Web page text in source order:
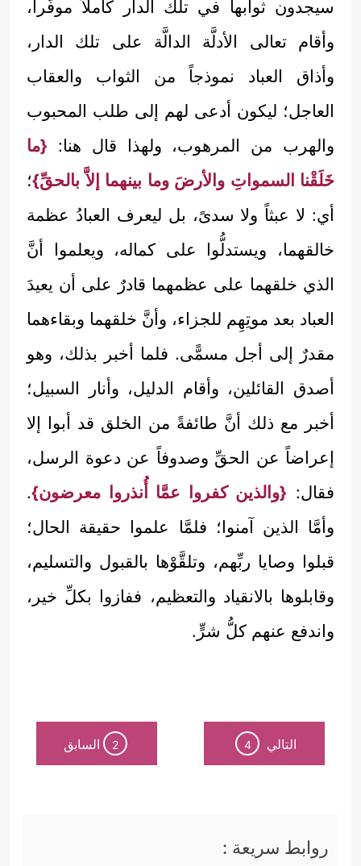
سيجدون ثوابها في تلك الدار كاملاً موفَّراً،
وأقام تعالى الأدلَّة الدالَّة على تلك الدار،
وأذاق العباد نموذجاً من الثواب والعقاب
العاجل؛ ليكون أدعى لهم إلى طلب المحبوب
والهرب من المرهوب، ولهذا قال هنا: {ما
خَلَقْنا السمواتِ والأرضَ وما بينهما إلاَّ بالحقِّ}؛
أي: لا عبثاً ولا سدىً، بل ليعرف العبادُ عظمة
خالقهما، ويستدلُّوا على كماله، ويعلموا أنَّ
الذي خلقهما على عظمهما قادرٌ على أن يعيدَ
العباد بعد موتِهِم للجزاء، وأنَّ خلقهما وبقاءهما
مقدرٌ إلى أجل مسمًّى. فلما أخبر بذلك، وهو
أصدق القائلين، وأقام الدليل، وأنار السبيل؛
أخبر مع ذلك أنَّ طائفةً من الخلق قد أبوا إلا
إعراضاً عن الحقِّ وصدوفاً عن دعوة الرسل،
فقال: {والذين كفروا عمَّا أُنذروا معرضون}.
وأمَّا الذين آمنوا؛ فلمَّا علموا حقيقة الحال؛
قبلوا وصايا ربِّهم، وتلقَّوْها بالقبول والتسليم،
وقابلوها بالانقياد والتعظيم، ففازوا بكلِّ خير،
واندفع عنهم كلُّ شرٍّ.
التالي 4
2 السابق
روابط سريعة :